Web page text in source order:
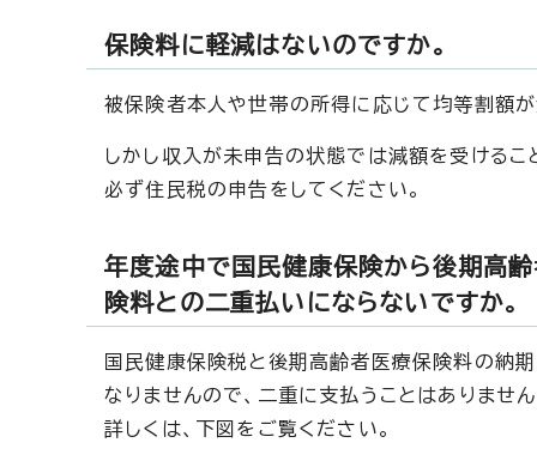
保険料に軽減はないのですか。
被保険者本人や世帯の所得に応じて均等割額
しかし収入が未申告の状態では減額を受ける
必ず住民税の申告をしてください。
年度途中で国民健康保険から後期高
険料との二重払いにならないですか。
国民健康保険税と後期高齢者医療保険料の納
なりませんので、二重に支払うことはありません
詳しくは、下図をご覧ください。